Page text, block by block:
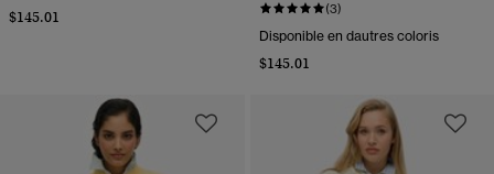
$145.01 (3)
Disponible en dautres coloris
$145.01